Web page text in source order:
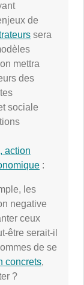
de
sera
mettra
des
sociale
action
:
les
negative
ceux
être serait-il
de se
concrets,
?